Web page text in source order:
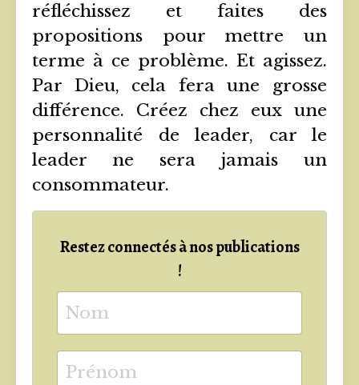
réfléchissez et faites des
propositions pour mettre un
terme à ce problème. Et agissez.
Par Dieu, cela fera une grosse
différence. Créez chez eux une
personnalité de leader, car le
leader ne sera jamais un
consommateur.
Restez connectés à nos publications
!